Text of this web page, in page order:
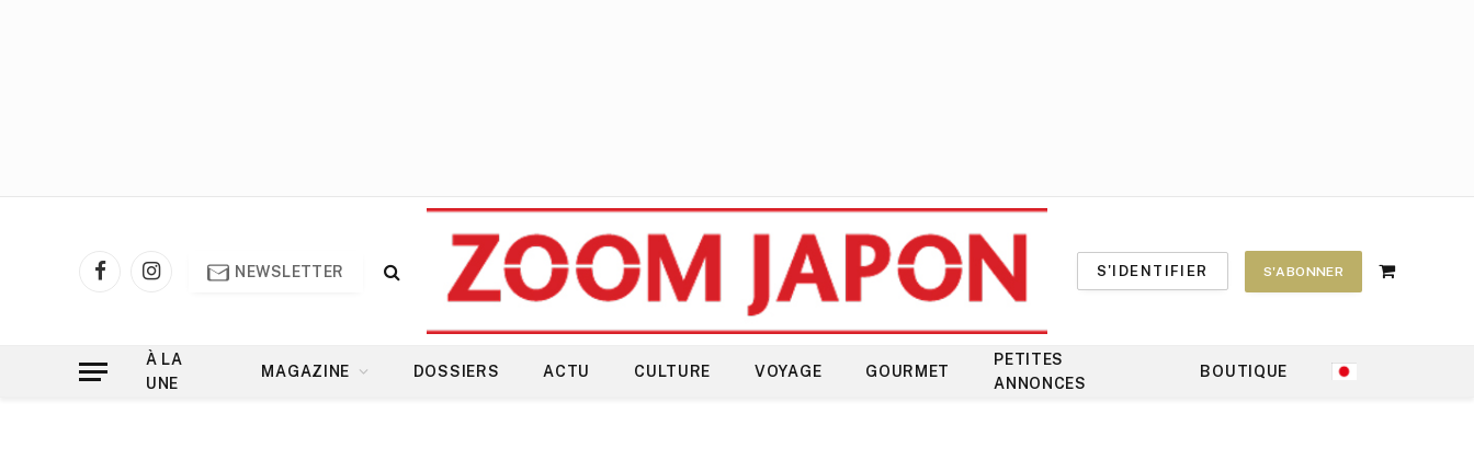
FacebookInstagram
NEWSLETTER S'IDENTIFIER S'ABONNER
Shopping
À LA
UNE
MAGAZINE DOSSIERS ACTU CULTURE VOYAGE GOURMET
PETITES
ANNONCES
BOUTIQUE